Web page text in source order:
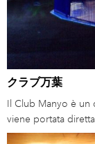
クラブ万葉
Il Club Manyo è un
viene portata